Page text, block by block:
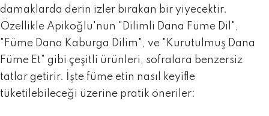
damaklarda derin izler bırakan bir yiyecektir.
Özellikle Apikoğlu'nun "Dilimli Dana Füme Dil",
"Füme Dana Kaburga Dilim", ve "Kurutulmuş Dana
Füme Et" gibi çeşitli ürünleri, sofralara benzersiz
tatlar getirir. İşte füme etin nasıl keyifle
tüketilebileceği üzerine pratik öneriler: